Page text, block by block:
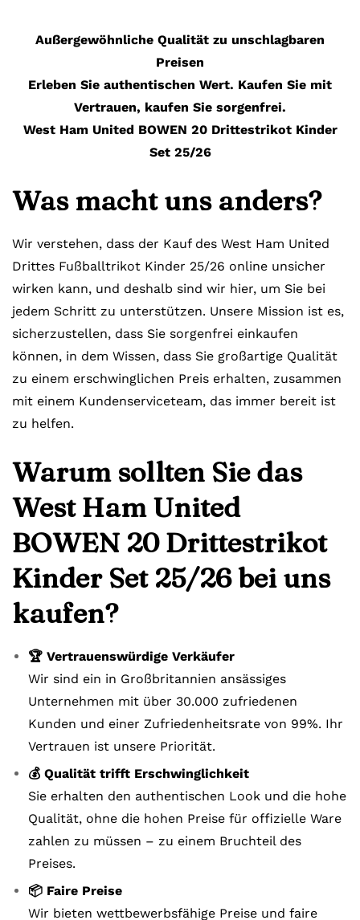
Außergewöhnliche Qualität zu unschlagbaren
Preisen
Erleben Sie authentischen Wert. Kaufen Sie mit
Vertrauen, kaufen Sie sorgenfrei.
West Ham United BOWEN 20 Drittestrikot Kinder
Set 25/26
Was macht uns anders?
Wir verstehen, dass der Kauf des West Ham United
Drittes Fußballtrikot Kinder 25/26 online unsicher
wirken kann, und deshalb sind wir hier, um Sie bei
jedem Schritt zu unterstützen. Unsere Mission ist es,
sicherzustellen, dass Sie sorgenfrei einkaufen
können, in dem Wissen, dass Sie großartige Qualität
zu einem erschwinglichen Preis erhalten, zusammen
mit einem Kundenserviceteam, das immer bereit ist
zu helfen.
Warum sollten Sie das
West Ham United
BOWEN 20 Drittestrikot
Kinder Set 25/26 bei uns
kaufen?
🏆 Vertrauenswürdige Verkäufer
Wir sind ein in Großbritannien ansässiges
Unternehmen mit über 30.000 zufriedenen
Kunden und einer Zufriedenheitsrate von 99%. Ihr
Vertrauen ist unsere Priorität.
💰 Qualität trifft Erschwinglichkeit
Sie erhalten den authentischen Look und die hohe
Qualität, ohne die hohen Preise für offizielle Ware
zahlen zu müssen – zu einem Bruchteil des
Preises.
📦 Faire Preise
Wir bieten wettbewerbsfähige Preise und faire